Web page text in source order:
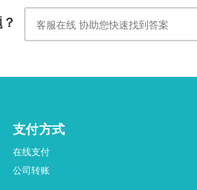
支付方式
在线支付
公司转账